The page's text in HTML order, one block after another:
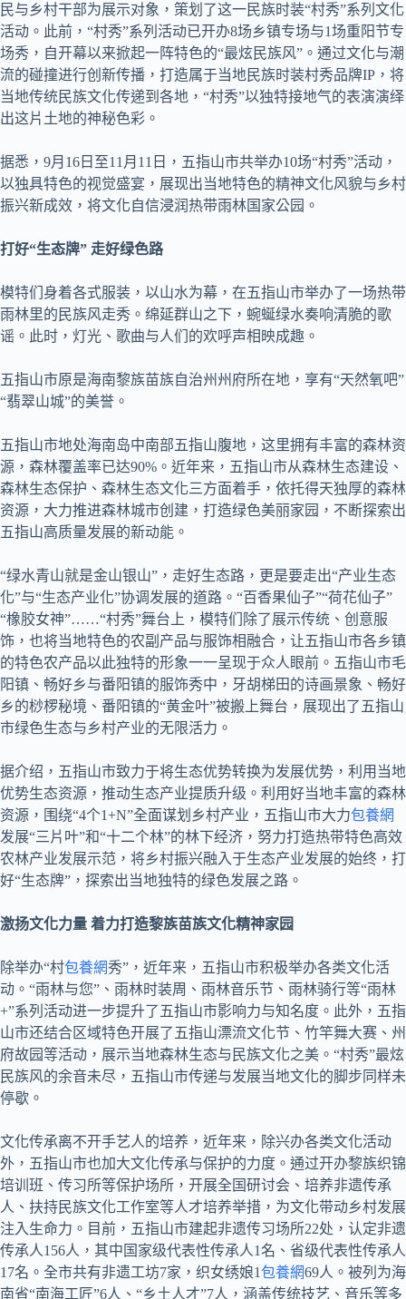
民与乡村干部为展示对象，策划了这一民族时装“村秀”系列文化
活动。此前，“村秀”系列活动已开办8场乡镇专场与1场重阳节专
场秀，自开幕以来掀起一阵特色的“最炫民族风”。通过文化与潮
流的碰撞进行创新传播，打造属于当地民族时装村秀品牌IP，将
当地传统民族文化传递到各地，“村秀”以独特接地气的表演演绎
出这片土地的神秘色彩。
据悉，9月16日至11月11日，五指山市共举办10场“村秀”活动，
以独具特色的视觉盛宴，展现出当地特色的精神文化风貌与乡村
振兴新成效，将文化自信浸润热带雨林国家公园。
打好“生态牌” 走好绿色路
模特们身着各式服装，以山水为幕，在五指山市举办了一场热带
雨林里的民族风走秀。绵延群山之下，蜿蜒绿水奏响清脆的歌
谣。此时，灯光、歌曲与人们的欢呼声相映成趣。
五指山市原是海南黎族苗族自治州州府所在地，享有“天然氧吧”
“翡翠山城”的美誉。
五指山市地处海南岛中南部五指山腹地，这里拥有丰富的森林资
源，森林覆盖率已达90%。近年来，五指山市从森林生态建设、
森林生态保护、森林生态文化三方面着手，依托得天独厚的森林
资源，大力推进森林城市创建，打造绿色美丽家园，不断探索出
五指山高质量发展的新动能。
“绿水青山就是金山银山”，走好生态路，更是要走出“产业生态
化”与“生态产业化”协调发展的道路。“百香果仙子”“荷花仙子”
“橡胶女神”……“村秀”舞台上，模特们除了展示传统、创意服
饰，也将当地特色的农副产品与服饰相融合，让五指山市各乡镇
的特色农产品以此独特的形象一一呈现于众人眼前。五指山市毛
阳镇、畅好乡与番阳镇的服饰秀中，牙胡梯田的诗画景象、畅好
乡的桫椤秘境、番阳镇的“黄金叶”被搬上舞台，展现出了五指山
市绿色生态与乡村产业的无限活力。
据介绍，五指山市致力于将生态优势转换为发展优势，利用当地
优势生态资源，推动生态产业提质升级。利用好当地丰富的森林
资源，围绕“4个1+N”全面谋划乡村产业，五指山市大力包養網
发展“三片叶”和“十二个林”的林下经济，努力打造热带特色高效
农林产业发展示范，将乡村振兴融入于生态产业发展的始终，打
好“生态牌”，探索出当地独特的绿色发展之路。
激扬文化力量 着力打造黎族苗族文化精神家园
除举办“村包養網秀”，近年来，五指山市积极举办各类文化活
动。“雨林与您”、雨林时装周、雨林音乐节、雨林骑行等“雨林
+”系列活动进一步提升了五指山市影响力与知名度。此外，五指
山市还结合区域特色开展了五指山漂流文化节、竹竿舞大赛、州
府故园等活动，展示当地森林生态与民族文化之美。“村秀”最炫
民族风的余音未尽，五指山市传递与发展当地文化的脚步同样未
停歇。
文化传承离不开手艺人的培养，近年来，除兴办各类文化活动
外，五指山市也加大文化传承与保护的力度。通过开办黎族织锦
培训班、传习所等保护场所，开展全国研讨会、培养非遗传承
人、扶持民族文化工作室等人才培养举措，为文化带动乡村发展
注入生命力。目前，五指山市建起非遗传习场所22处，认定非遗
传承人156人，其中国家级代表性传承人1名、省级代表性传承人
17名。全市共有非遗工坊7家，织女绣娘1包養網69人。被列为海
南省“南海工匠”6人、“乡土人才”7人，涵盖传统技艺、音乐等多